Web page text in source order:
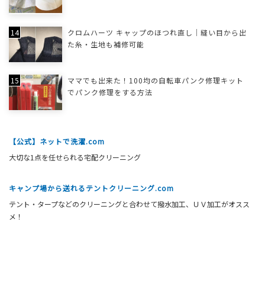
クロムハーツ キャップのほつれ直し｜縫い目から出
た糸・生地も補修可能
ママでも出来た！100均の自転車パンク修理キット
でパンク修理をする方法
【公式】ネットで洗濯.com
大切な1点を任せられる宅配クリーニング
キャンプ場から送れるテントクリーニング.com
テント・タープなどのクリーニングと合わせて撥水加工、ＵＶ加工がオスス
メ！